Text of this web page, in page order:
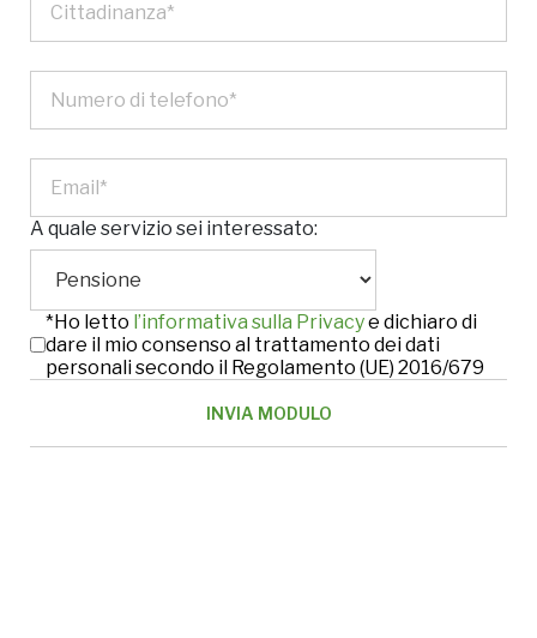
A quale servizio sei interessato:
*Ho letto l’informativa sulla Privacye dichiaro di
dare il mio consenso al trattamento dei dati
personali secondo il Regolamento (UE) 2016/679